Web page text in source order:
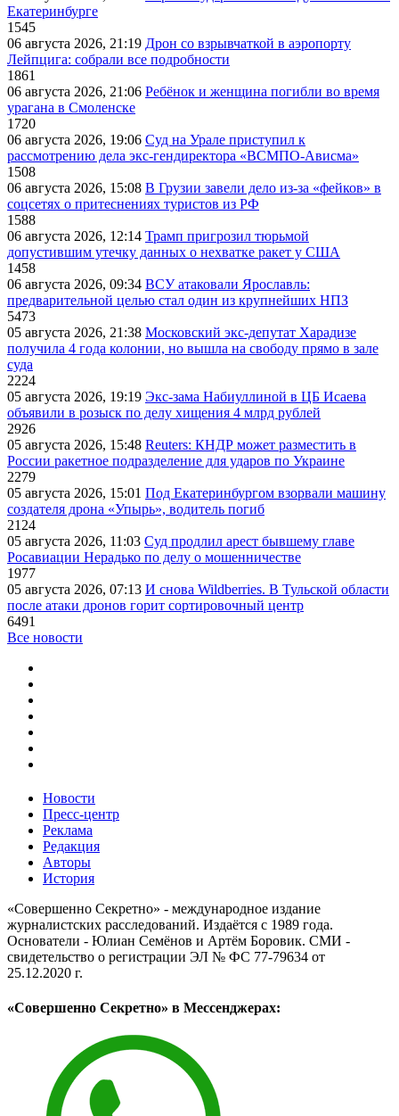
Екатеринбурге
1545
06 августа 2026, 21:19 Дрон со взрывчаткой в аэропорту
Лейпцига: собрали все подробности
1861
06 августа 2026, 21:06 Ребёнок и женщина погибли во время
урагана в Смоленске
1720
06 августа 2026, 19:06 Суд на Урале приступил к
рассмотрению дела экс-гендиректора «ВСМПО-Ависма»
1508
06 августа 2026, 15:08 В Грузии завели дело из-за «фейков» в
соцсетях о притеснениях туристов из РФ
1588
06 августа 2026, 12:14 Трамп пригрозил тюрьмой
допустившим утечку данных о нехватке ракет у США
1458
06 августа 2026, 09:34 ВСУ атаковали Ярославль:
предварительной целью стал один из крупнейших НПЗ
5473
05 августа 2026, 21:38 Московский экс-депутат Харадизе
получила 4 года колонии, но вышла на свободу прямо в зале
суда
2224
05 августа 2026, 19:19 Экс-зама Набиуллиной в ЦБ Исаева
объявили в розыск по делу хищения 4 млрд рублей
2926
05 августа 2026, 15:48 Reuters: КНДР может разместить в
России ракетное подразделение для ударов по Украине
2279
05 августа 2026, 15:01 Под Екатеринбургом взорвали машину
создателя дрона «Упырь», водитель погиб
2124
05 августа 2026, 11:03 Суд продлил арест бывшему главе
Росавиации Нерадько по делу о мошенничестве
1977
05 августа 2026, 07:13 И снова Wildberries. В Тульской области
после атаки дронов горит сортировочный центр
6491
Все новости
Новости
Пресс-центр
Реклама
Редакция
Авторы
История
«Совершенно Секретно» - международное издание
журналистских расследований. Издаётся с 1989 года.
Основатели - Юлиан Семёнов и Артём Боровик. CМИ -
свидетельство о регистрации ЭЛ № ФС 77-79634 от
25.12.2020 г.
«Совершенно Секретно» в Мессенджерах: